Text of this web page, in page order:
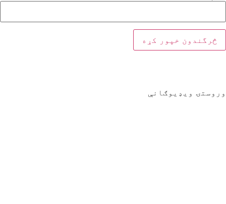
وروستۍ ویډیوګانې